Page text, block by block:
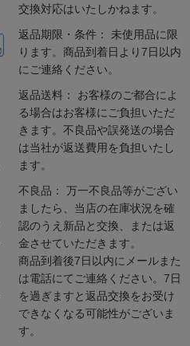
交換対応はいたしかねます。
返品期限・条件： 未使用品に限
ります。商品到着日より7日以内
にご連絡ください。
返品送料： お客様のご都合によ
る場合はお客様にご負担いただ
きます。不良品や誤発送の場合
は当社が返送費用を負担いたし
ます。
不良品： 万一不良品等がござい
ましたら、当店の在庫状況を確
認のうえ新品と交換、または返
金させていただきます。
商品到着後7日以内にメールまた
は電話にてご連絡ください。7日
を過ぎますと返品交換をお受け
できなくなる可能性がございま
す。